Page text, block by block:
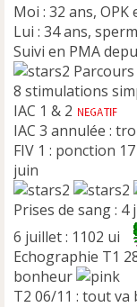
Moi : 32 ans,
Lui : 34 ans,
Suivi en PMA
8 stimulations
IAC 1 & 2
IAC 3 annulée :
FIV 1 : ponction
juin
Prises de sang : 4
6 juillet : 1102 ui
Echographie T1
bonheur
T2 06/11 : tout